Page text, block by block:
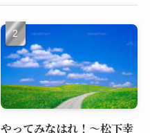
やってみなはれ！～松下幸